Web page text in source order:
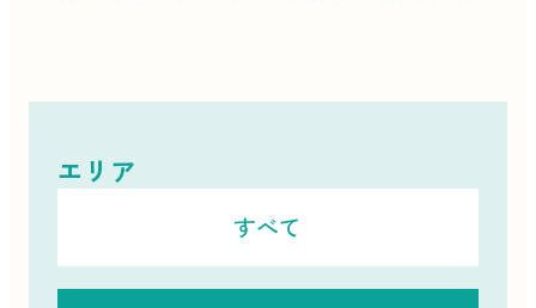
エリア
すべて